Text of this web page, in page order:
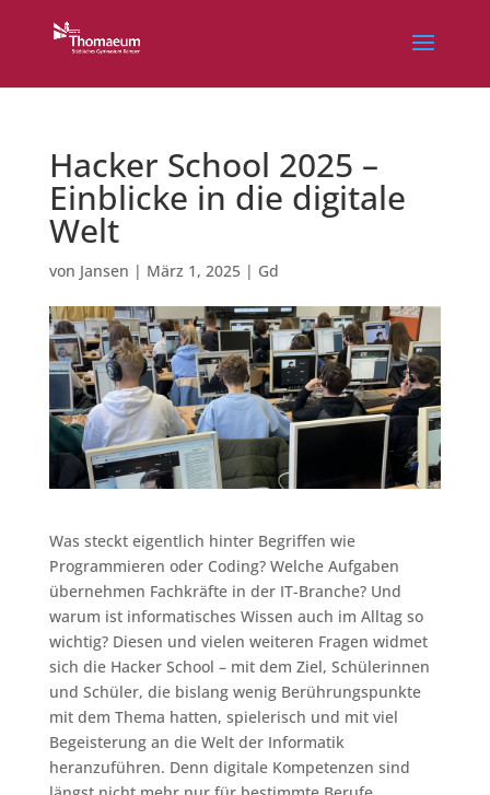
Hacker School 2025 –
Einblicke in die digitale
Welt
von Jansen | März 1, 2025| Gd
Was steckt eigentlich hinter Begriffen wie
Programmieren oder Coding? Welche Aufgaben
übernehmen Fachkräfte in der IT-Branche? Und
warum ist informatisches Wissen auch im Alltag so
wichtig? Diesen und vielen weiteren Fragen widmet
sich die Hacker School – mit dem Ziel, Schülerinnen
und Schüler, die bislang wenig Berührungspunkte
mit dem Thema hatten, spielerisch und mit viel
Begeisterung an die Welt der Informatik
heranzuführen. Denn digitale Kompetenzen sind